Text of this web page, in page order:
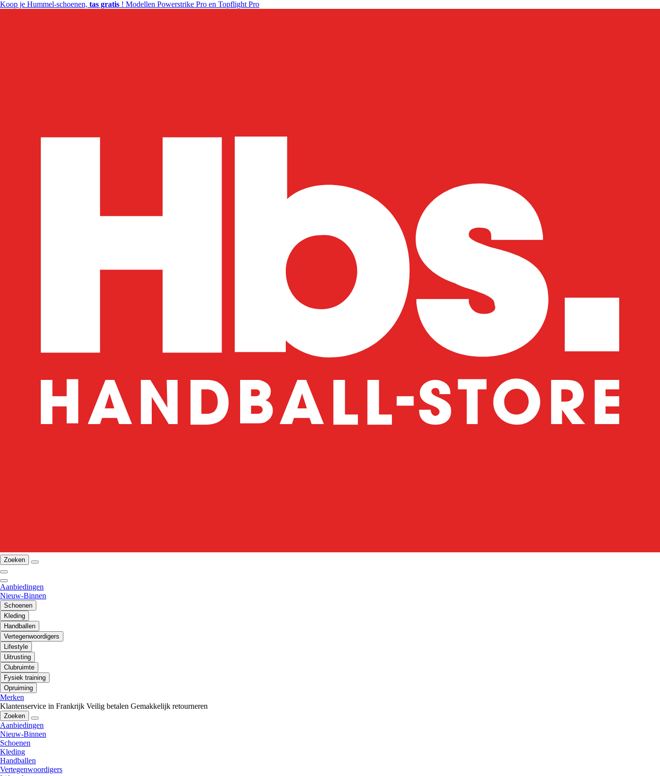
Koop je Hummel-schoenen, tas gratis ! Modellen Powerstrike Pro en Topflight Pro
Zoeken
Aanbiedingen
Nieuw-Binnen
Schoenen
Kleding
Handballen
Vertegenwoordigers
Lifestyle
Uitrusting
Clubruimte
Fysiek training
Opruiming
Merken
Klantenservice in Frankrijk Veilig betalen Gemakkelijk retourneren
Zoeken
Aanbiedingen
Nieuw-Binnen
Schoenen
Kleding
Handballen
Vertegenwoordigers